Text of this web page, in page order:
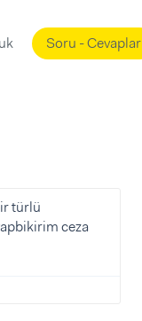
Soru - Cevaplar
türlü
ceza